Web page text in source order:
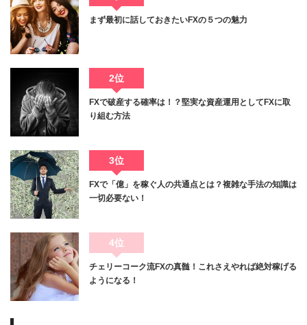
まず最初に話しておきたいFXの５つの魅力
2位
FXで破産する確率は！？堅実な資産運用としてFXに取
り組む方法
3位
FXで「億」を稼ぐ人の共通点とは？複雑な手法の知識は
一切必要ない！
4位
チェリーコーク流FXの真髄！これさえやれば絶対稼げる
ようになる！